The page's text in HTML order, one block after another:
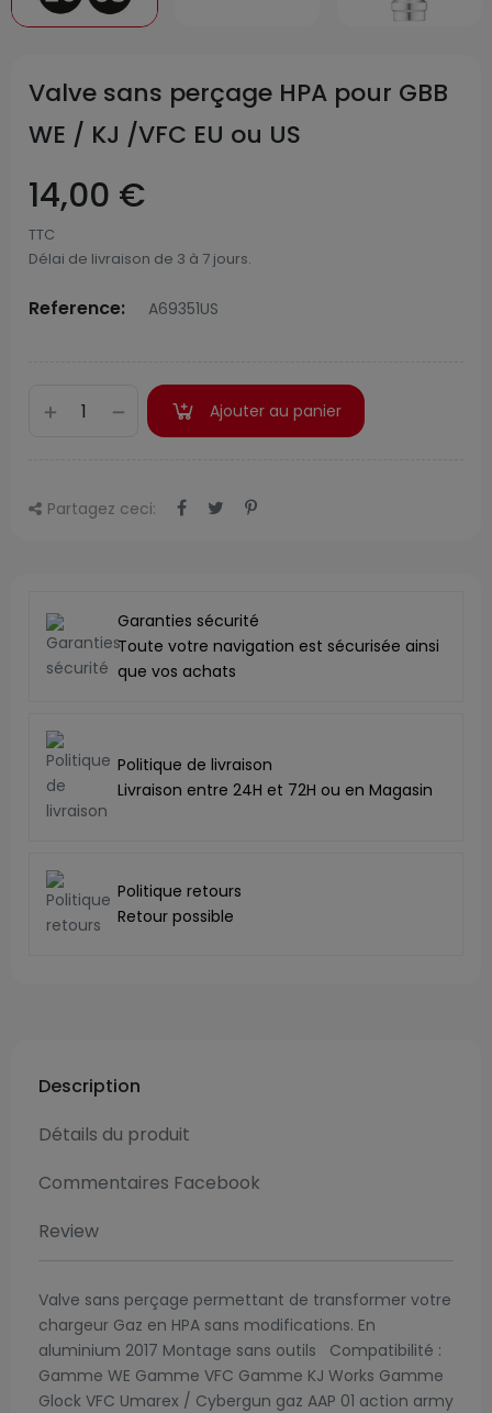
Valve sans perçage HPA pour GBB
WE / KJ /VFC EU ou US
14,00 €
TTC
Délai de livraison de 3 à 7 jours.
Reference: A69351US
Ajouter au panier
Partagez ceci:
Garanties sécurité
Toute votre navigation est sécurisée ainsi
que vos achats
Politique de livraison
Livraison entre 24H et 72H ou en Magasin
Politique retours
Retour possible
Description
Détails du produit
Commentaires Facebook
Review
Valve sans perçage permettant de transformer votre
chargeur Gaz en HPA sans modifications. En
aluminium 2017 Montage sans outils Compatibilité :
Gamme WE Gamme VFC Gamme KJ Works Gamme
Glock VFC Umarex / Cybergun gaz AAP 01 action army